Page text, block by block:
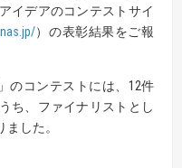
イデアのコンテストサイ
）の表彰結果をご報
のコンテストには、12件
ち、ファイナリストとし
した。